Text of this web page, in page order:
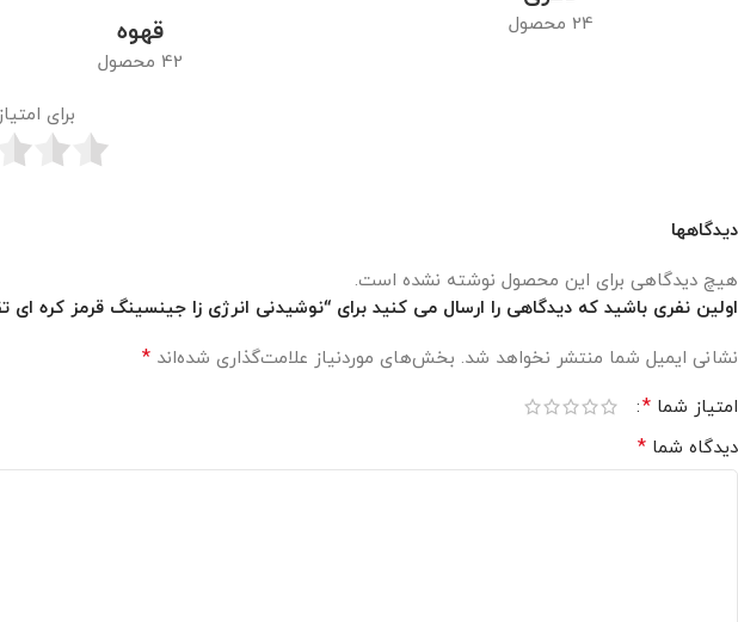
24 محصول قهوه
42 محصول
برای
دیدگاهها
هیچ دیدگاهی برای این محصول نوشته نشده است.
اولین نفری باشید که دیدگاهی را ارسال می کنید برای “نوشیدنی انرژی زا جینسینگ قرمز کره ای
نشانی ایمیل شما منتشر نخواهد شد. بخش‌های موردنیاز علامت‌گذاری شده‌اند *
امتیاز شما *
دیدگاه شما *